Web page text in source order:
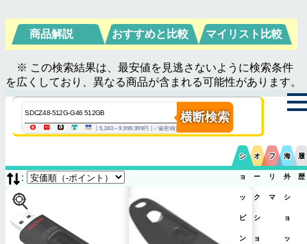
商品解説 おすすめと比較 マイリスト比較
※ この検索結果は、最安値を見逃さないように検索条件
を広くしており、異なる商品が含まれる可能性があります。